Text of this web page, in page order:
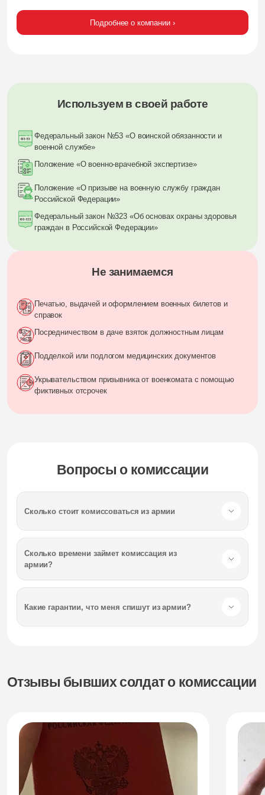
Подробнее о компании ›
Используем в своей работе
Федеральный закон №53 «О воинской обязанности и
военной службе»
Положение «О военно-врачебной экспертизе»
Положение «О призыве на военную службу граждан
Российской Федерации»
Федеральный закон №323 «Об основах охраны здоровья
граждан в Российской Федерации»
Не занимаемся
Печатью, выдачей и оформлением военных билетов и
справок
Посредничеством в даче взяток должностным лицам
Подделкой или подлогом медицинских документов
Укрывательством призывника от военкомата с помощью
фиктивных отсрочек
Вопросы о комиссации
Сколько стоит комиссоваться из армии
Сколько времени займет комиссация из
армии?
Какие гарантии, что меня спишут из армии?
Отзывы бывших солдат о комиссации